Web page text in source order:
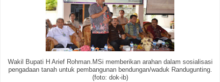
Wakil Bupati H Arief Rohman.MSi memberikan arahan dalam sosialisasi
pengadaan tanah untuk pembangunan bendungan/waduk Randugunting.
(foto: dok-ib)